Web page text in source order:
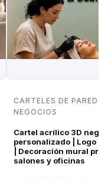
CARTELES DE PARED
NEGOCIOS
Cartel acrílico 3D
personalizado | Logo
| Decoración mural
salones y oficinas